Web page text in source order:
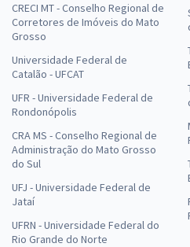
CRECI MT - Conselho Regional de
Corretores de Imóveis do Mato
Grosso
Universidade Federal de
Catalão - UFCAT
UFR - Universidade Federal de
Rondonópolis
CRA MS - Conselho Regional de
Administração do Mato Grosso
do Sul
UFJ - Universidade Federal de
Jataí
UFRN - Universidade Federal do
Rio Grande do Norte